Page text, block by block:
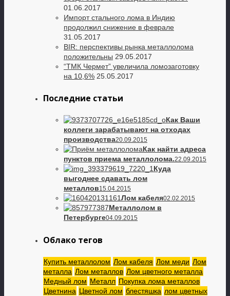
01.06.2017
Импорт стального лома в Индию
продолжил снижение в феврале
31.05.2017
BIR: перспективы рынка металлолома
положительны 29.05.2017
“ТМК Чермет” увеличила ломозаготовку
на 10,6% 25.05.2017
Последние статьи
Как Ваши
коллеги зарабатывают на отходах
производства20.09.2015
Как найти адреса
пунктов приема металлолома.22.09.2015
Куда
выгоднее сдавать лом
металлов15.04.2015
Лом кабеля02.02.2015
Металлолом в
Петербурге04.09.2015
Облако тегов
Купить металлолом Лом кабеля Лом меди Лом
металла Лом металлов Лом цветного металла
Медный лом Металл Покупка лома металлов
Цветнина Цветной лом блестяшка лом цветных